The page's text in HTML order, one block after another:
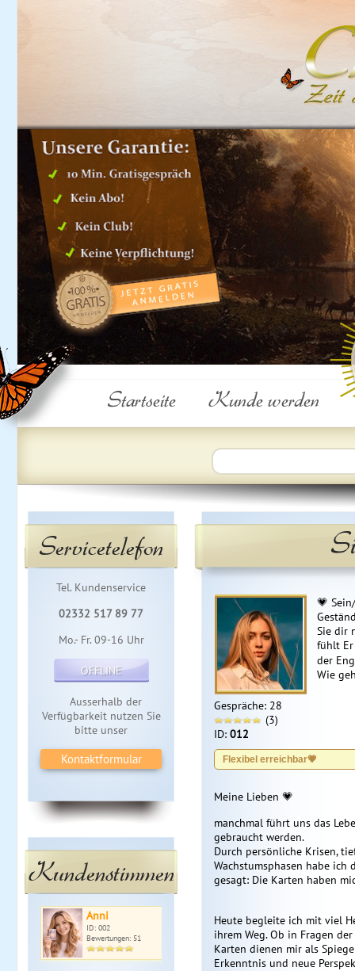
Startseite Kunde werden
Servicetelefon
Tel. Kundenservice
02332 517 89 77
Mo.- Fr. 09-16 Uhr
OFFLINE
Ausserhalb der
Verfügbarkeit nutzen Sie
bitte unser
Kontaktformular
Kundenstimmen
Anni
ID: 002
Bewertungen: 51
💗
Sie dir
fühlt
der
Wie
Gespräche: 28
(3)
ID: 012
Flexibel erreichbar💗
Meine Lieben 💗
manchmal führt uns das
gebraucht werden.
Durch persönliche Krisen,
Wachstumsphasen habe ich
gesagt: Die Karten haben
Heute begleite ich mit viel
ihrem Weg. Ob in Fragen
Karten dienen mir als
Erkenntnis und neue